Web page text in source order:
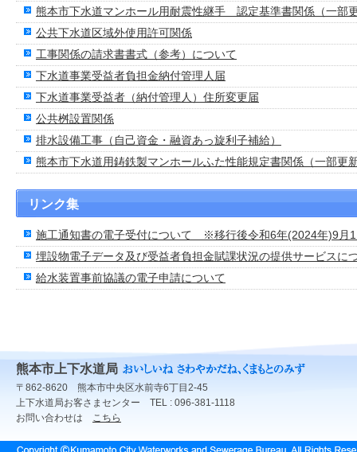
熊本市下水道マンホール用耐震性継手 認定基準書関係（一部
公共下水道区域外使用許可関係
工事関係の請求書書式（参考）について
下水道事業受益者負担金納付管理人届
下水道事業受益者（納付管理人）住所変更届
公共桝設置関係
排水設備工事（自己資金・融資あっ旋利子補給）
熊本市下水道用鋳鉄製マンホールふた性能規定書関係（一部更
リンク集
施工通知書の電子受付について ※移行後令和6年(2024年)9月
埋設物電子データ及び受益者負担金賦課状況の提供サービスに
給水装置事前協議の電子申請について
熊本市上下水道局
〒862-8620 熊本市中央区水前寺6丁目2-45
上下水道局お客さまセンター TEL : 096-381-1118
お問い合わせは こちら